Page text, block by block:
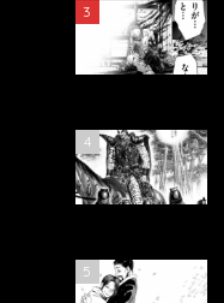
3
4
5